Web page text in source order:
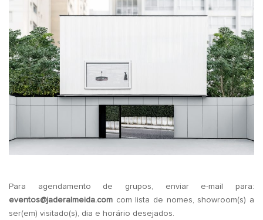
Para agendamento de grupos, enviar e-mail para:
eventos@jaderalmeida.com com lista de nomes, showroom(s) a
ser(em) visitado(s), dia e horário desejados.